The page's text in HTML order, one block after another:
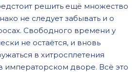
решить ещё множество
не следует забывать и о
Свободного времени у
не остаётся, и вновь
в хитросплетения
императорском дворе. Всё это